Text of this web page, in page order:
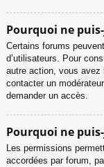
Pourquoi ne
Certains forums
d’utilisateurs. Pour
autre action, vous
contacter un
demander un accès.
Pourquoi ne
Les permissions
accordées par forum,